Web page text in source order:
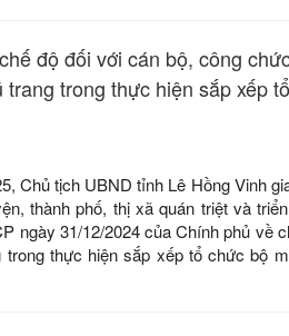
độ đối với cán bộ, công
trong thực hiện sắp xếp
Chủ tịch UBND tỉnh Lê Hồng Vinh
thành phố, thị xã quán triệt và
ngày 31/12/2024 của Chính phủ về
thực hiện sắp xếp tổ chức bộ